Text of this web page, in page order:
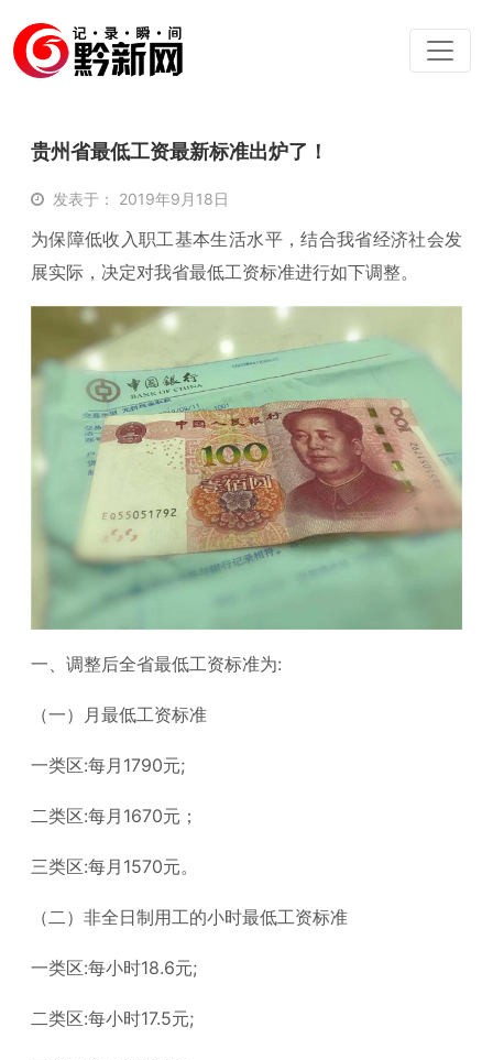
贵州省最低工资最新标准出炉了！
发表于： 2019年9月18日
为保障低收入职工基本生活水平，结合我省经济社会发
展实际，决定对我省最低工资标准进行如下调整。
一、调整后全省最低工资标准为:
（一）月最低工资标准
一类区:每月1790元;
二类区:每月1670元；
三类区:每月1570元。
（二）非全日制用工的小时最低工资标准
一类区:每小时18.6元;
二类区:每小时17.5元;